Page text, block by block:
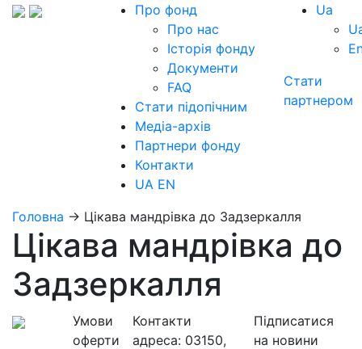
Про фонд
Про нас
Історія фонду
Документи
FAQ
Стати підопічним
Медіа-архів
Партнери фонду
Контакти
UA EN
Ua
Стати
партнером
Головна → Цікава мандрівка до Задзеркалля
Цікава мандрівка до
Задзеркалля
Умови
оферти
Контакти
адреса: 03150,
Підписатися
на новини